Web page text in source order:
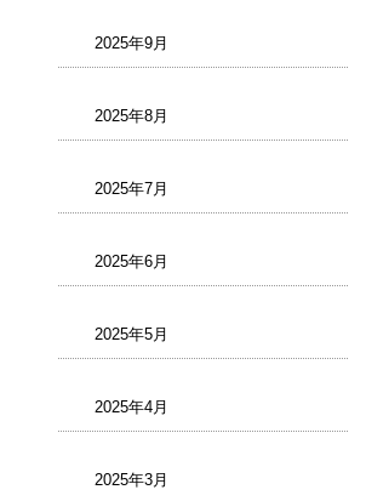
2025年9月
2025年8月
2025年7月
2025年6月
2025年5月
2025年4月
2025年3月